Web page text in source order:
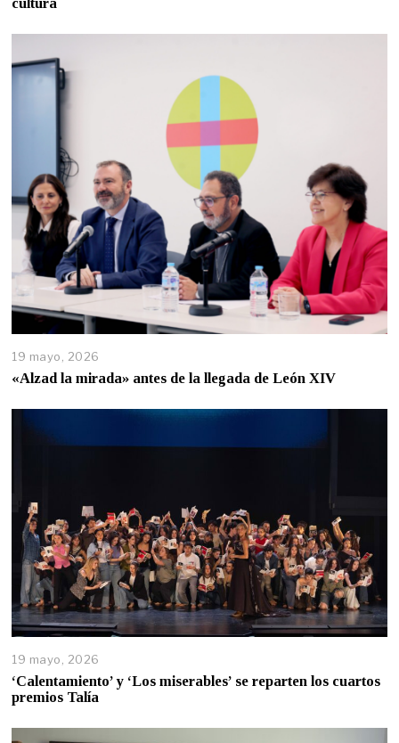
19 mayo, 2026
«Alzad la mirada» antes de la llegada de León XIV
19 mayo, 2026
‘Calentamiento’ y ‘Los miserables’ se reparten los cuartos
premios Talía